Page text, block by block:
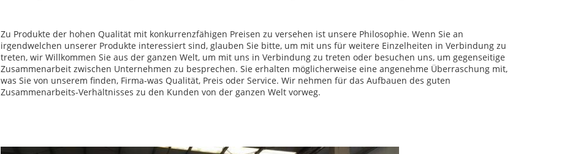
Zu Produkte der hohen Qualität mit konkurrenzfähigen Preisen zu versehen ist unsere Philosophie. Wenn Sie an
irgendwelchen unserer Produkte interessiert sind, glauben Sie bitte, um mit uns für weitere Einzelheiten in Verbindung zu
treten, wir Willkommen Sie aus der ganzen Welt, um mit uns in Verbindung zu treten oder besuchen uns, um gegenseitige
Zusammenarbeit zwischen Unternehmen zu besprechen. Sie erhalten möglicherweise eine angenehme Überraschung mit,
was Sie von unserem finden, Firma-was Qualität, Preis oder Service. Wir nehmen für das Aufbauen des guten
Zusammenarbeits-Verhältnisses zu den Kunden von der ganzen Welt vorweg.